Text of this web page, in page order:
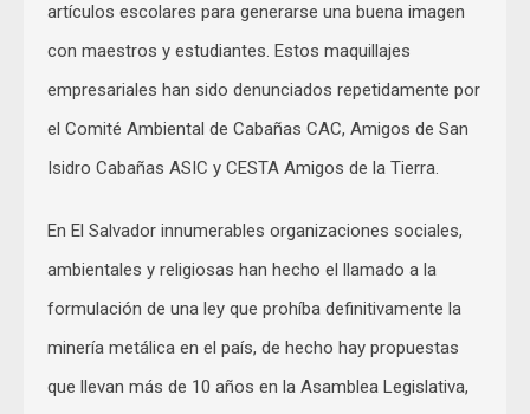
artículos escolares para generarse una buena imagen
con maestros y estudiantes. Estos maquillajes
empresariales han sido denunciados repetidamente por
el Comité Ambiental de Cabañas CAC, Amigos de San
Isidro Cabañas ASIC y CESTA Amigos de la Tierra.
En El Salvador innumerables organizaciones sociales,
ambientales y religiosas han hecho el llamado a la
formulación de una ley que prohíba definitivamente la
minería metálica en el país, de hecho hay propuestas
que llevan más de 10 años en la Asamblea Legislativa,